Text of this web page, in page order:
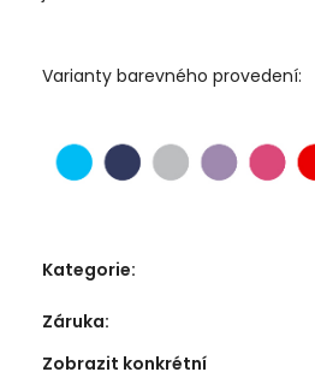
Varianty barevného provedení:
Kategorie:
Záruka:
Zobrazit konkrétní